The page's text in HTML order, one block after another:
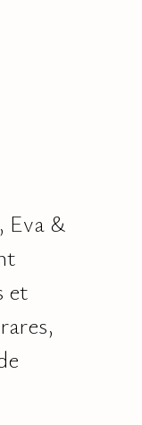
Eva &
et